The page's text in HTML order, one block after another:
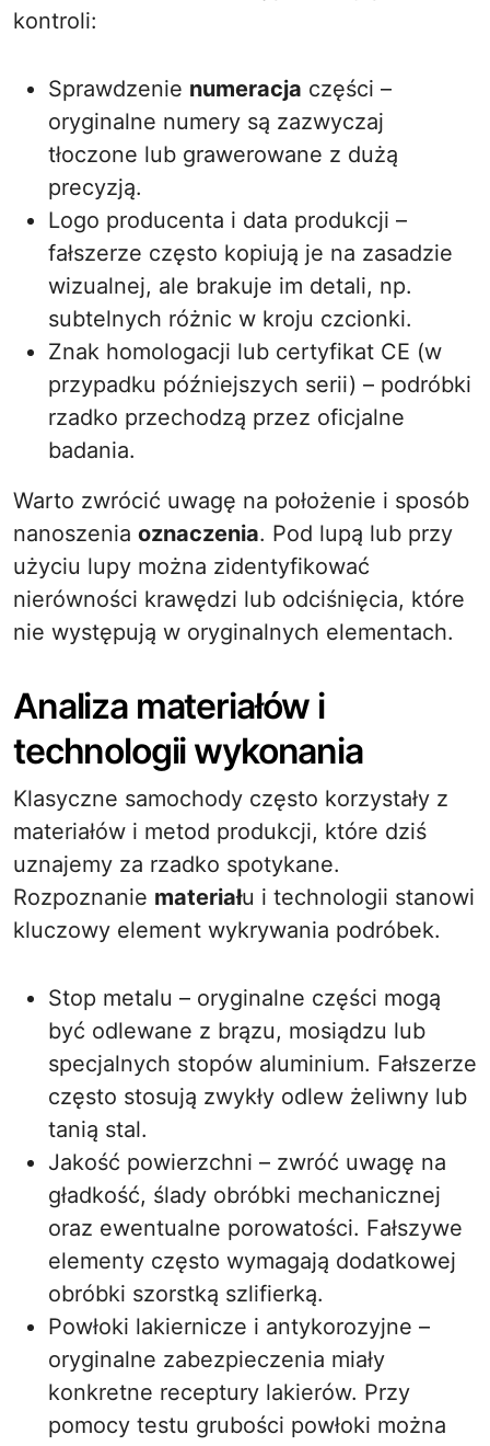
kontroli:
Sprawdzenie numeracja części –
oryginalne numery są zazwyczaj
tłoczone lub grawerowane z dużą
precyzją.
Logo producenta i data produkcji –
fałszerze często kopiują je na zasadzie
wizualnej, ale brakuje im detali, np.
subtelnych różnic w kroju czcionki.
Znak homologacji lub certyfikat CE (w
przypadku późniejszych serii) – podróbki
rzadko przechodzą przez oficjalne
badania.
Warto zwrócić uwagę na położenie i sposób
nanoszenia oznaczenia. Pod lupą lub przy
użyciu lupy można zidentyfikować
nierówności krawędzi lub odciśnięcia, które
nie występują w oryginalnych elementach.
Analiza materiałów i
technologii wykonania
Klasyczne samochody często korzystały z
materiałów i metod produkcji, które dziś
uznajemy za rzadko spotykane.
Rozpoznanie materiału i technologii stanowi
kluczowy element wykrywania podróbek.
Stop metalu – oryginalne części mogą
być odlewane z brązu, mosiądzu lub
specjalnych stopów aluminium. Fałszerze
często stosują zwykły odlew żeliwny lub
tanią stal.
Jakość powierzchni – zwróć uwagę na
gładkość, ślady obróbki mechanicznej
oraz ewentualne porowatości. Fałszywe
elementy często wymagają dodatkowej
obróbki szorstką szlifierką.
Powłoki lakiernicze i antykorozyjne –
oryginalne zabezpieczenia miały
konkretne receptury lakierów. Przy
pomocy testu grubości powłoki można